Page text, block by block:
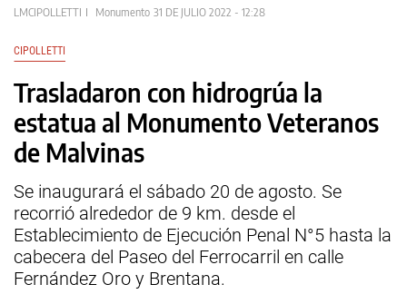
LMCIPOLLETTI Monumento 31 DE JULIO 2022 - 12:28
CIPOLLETTI
Trasladaron con hidrogrúa la
estatua al Monumento Veteranos
de Malvinas
Se inaugurará el sábado 20 de agosto. Se
recorrió alrededor de 9 km. desde el
Establecimiento de Ejecución Penal N°5 hasta la
cabecera del Paseo del Ferrocarril en calle
Fernández Oro y Brentana.